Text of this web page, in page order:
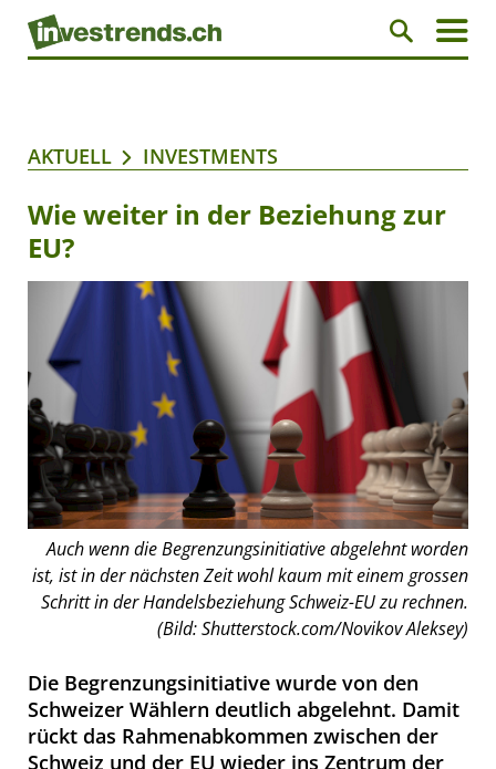
AKTUELL INVESTMENTS
Wie weiter in der Beziehung zur
EU?
Auch wenn die Begrenzungsinitiative abgelehnt worden
ist, ist in der nächsten Zeit wohl kaum mit einem grossen
Schritt in der Handelsbeziehung Schweiz-EU zu rechnen.
(Bild: Shutterstock.com/Novikov Aleksey)
Die Begrenzungsinitiative wurde von den
Schweizer Wählern deutlich abgelehnt. Damit
rückt das Rahmenabkommen zwischen der
Schweiz und der EU wieder ins Zentrum der